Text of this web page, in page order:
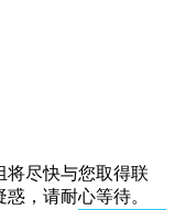
将尽快与您取得联
，请耐心等待。